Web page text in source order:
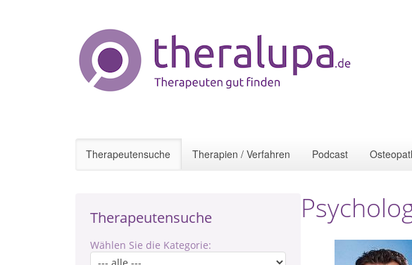
Therapeutensuche Therapien / Verfahren Podcast
Therapeutensuche
Wählen Sie die Kategorie: